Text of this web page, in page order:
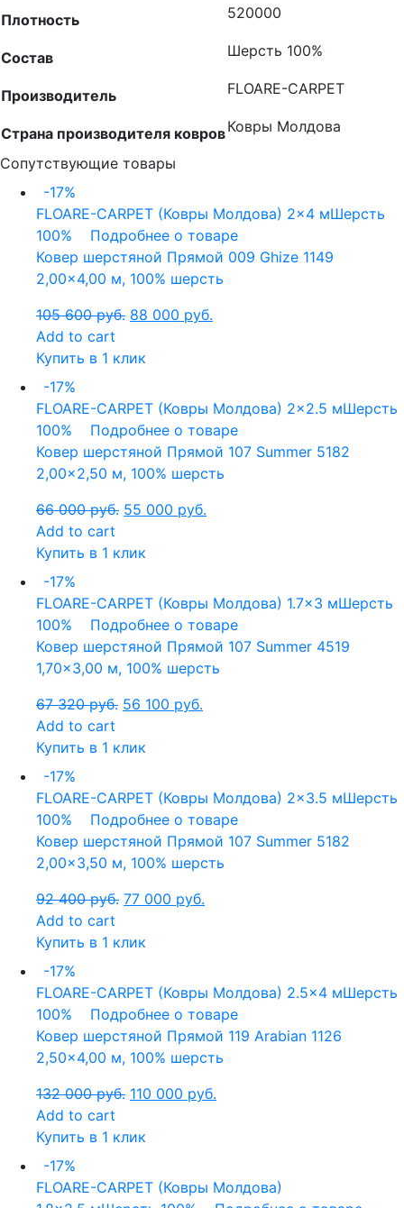
Плотность 520000
Состав Шерсть 100%
Производитель FLOARE-CARPET
Страна производителя ковровКовры Молдова
Сопутствующие товары
-17%
FLOARE-CARPET (Ковры Молдова) 2x4 мШерсть
100%
Подробнее о товаре
Ковер шерстяной Прямой 009 Ghize 1149
2,00×4,00 м, 100% шерсть
105 600руб. 88 000 руб.
Add to cart
Купить в 1 клик
-17%
FLOARE-CARPET (Ковры Молдова) 2x2.5 мШерсть
100%
Подробнее о товаре
Ковер шерстяной Прямой 107 Summer 5182
2,00×2,50 м, 100% шерсть
66 000руб. 55 000 руб.
Add to cart
Купить в 1 клик
-17%
FLOARE-CARPET (Ковры Молдова) 1.7x3 мШерсть
100%
Подробнее о товаре
Ковер шерстяной Прямой 107 Summer 4519
1,70×3,00 м, 100% шерсть
67 320руб. 56 100 руб.
Add to cart
Купить в 1 клик
-17%
FLOARE-CARPET (Ковры Молдова) 2x3.5 мШерсть
100%
Подробнее о товаре
Ковер шерстяной Прямой 107 Summer 5182
2,00×3,50 м, 100% шерсть
92 400руб. 77 000 руб.
Add to cart
Купить в 1 клик
-17%
FLOARE-CARPET (Ковры Молдова) 2.5x4 мШерсть
100%
Подробнее о товаре
Ковер шерстяной Прямой 119 Arabian 1126
2,50×4,00 м, 100% шерсть
132 000руб. 110 000 руб.
Add to cart
Купить в 1 клик
-17%
FLOARE-CARPET (Ковры Молдова)